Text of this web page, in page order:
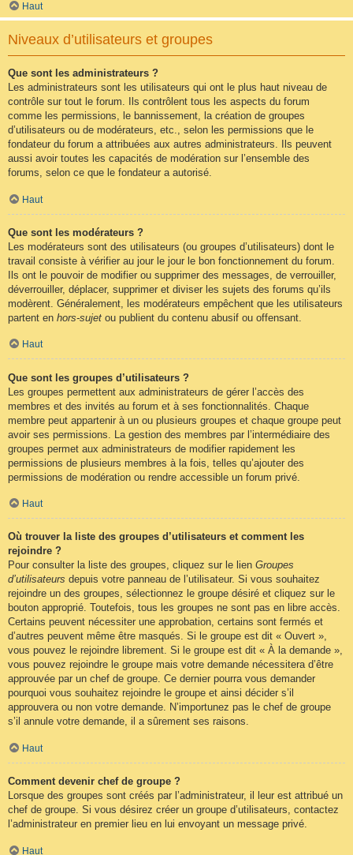
Haut
Niveaux d’utilisateurs et groupes
Que sont les administrateurs ?
Les administrateurs sont les utilisateurs qui ont le plus haut niveau de
contrôle sur tout le forum. Ils contrôlent tous les aspects du forum
comme les permissions, le bannissement, la création de groupes
d’utilisateurs ou de modérateurs, etc., selon les permissions que le
fondateur du forum a attribuées aux autres administrateurs. Ils peuvent
aussi avoir toutes les capacités de modération sur l’ensemble des
forums, selon ce que le fondateur a autorisé.
Haut
Que sont les modérateurs ?
Les modérateurs sont des utilisateurs (ou groupes d’utilisateurs) dont le
travail consiste à vérifier au jour le jour le bon fonctionnement du forum.
Ils ont le pouvoir de modifier ou supprimer des messages, de verrouiller,
déverrouiller, déplacer, supprimer et diviser les sujets des forums qu’ils
modèrent. Généralement, les modérateurs empêchent que les utilisateurs
partent en hors-sujet ou publient du contenu abusif ou offensant.
Haut
Que sont les groupes d’utilisateurs ?
Les groupes permettent aux administrateurs de gérer l’accès des
membres et des invités au forum et à ses fonctionnalités. Chaque
membre peut appartenir à un ou plusieurs groupes et chaque groupe peut
avoir ses permissions. La gestion des membres par l’intermédiaire des
groupes permet aux administrateurs de modifier rapidement les
permissions de plusieurs membres à la fois, telles qu’ajouter des
permissions de modération ou rendre accessible un forum privé.
Haut
Où trouver la liste des groupes d’utilisateurs et comment les
rejoindre ?
Pour consulter la liste des groupes, cliquez sur le lien Groupes
d’utilisateurs depuis votre panneau de l’utilisateur. Si vous souhaitez
rejoindre un des groupes, sélectionnez le groupe désiré et cliquez sur le
bouton approprié. Toutefois, tous les groupes ne sont pas en libre accès.
Certains peuvent nécessiter une approbation, certains sont fermés et
d’autres peuvent même être masqués. Si le groupe est dit « Ouvert »,
vous pouvez le rejoindre librement. Si le groupe est dit « À la demande »,
vous pouvez rejoindre le groupe mais votre demande nécessitera d’être
approuvée par un chef de groupe. Ce dernier pourra vous demander
pourquoi vous souhaitez rejoindre le groupe et ainsi décider s’il
approuvera ou non votre demande. N’importunez pas le chef de groupe
s’il annule votre demande, il a sûrement ses raisons.
Haut
Comment devenir chef de groupe ?
Lorsque des groupes sont créés par l’administrateur, il leur est attribué un
chef de groupe. Si vous désirez créer un groupe d’utilisateurs, contactez
l’administrateur en premier lieu en lui envoyant un message privé.
Haut